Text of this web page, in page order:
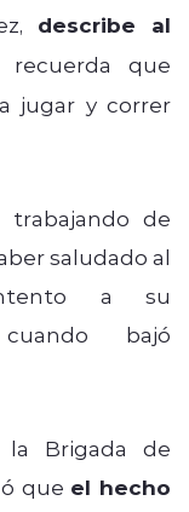
describe al
recuerda que
jugar y correr
trabajando de
saludado al
a su
bajó
la Brigada de
que el hecho